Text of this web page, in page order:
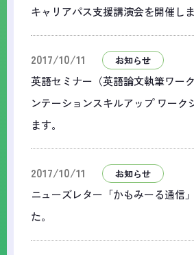
キャリアパス支援講演会を開催しま
2017/10/11 お知らせ
英語セミナー（英語論文執筆ワー
ンテーションスキルアップ ワーク
ます。
2017/10/11 お知らせ
ニューズレター「かもみーる通信
た。